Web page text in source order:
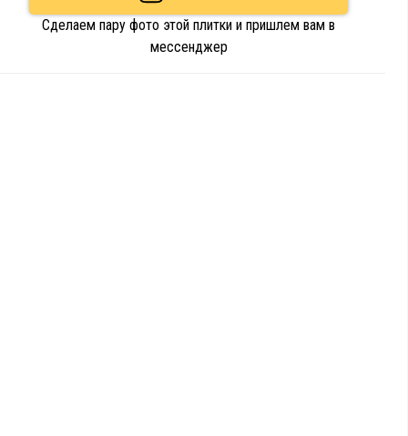
Сделаем пару фото этой плитки и пришлем вам в
мессенджер